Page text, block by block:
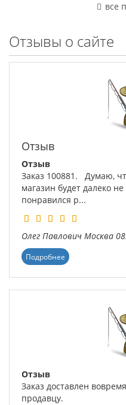
все
Отзывы о сайте
Отзыв
Отзыв
Заказ 100881. Думаю,
магазин будет далеко
понравился р...
Олег Павлович Москва
Подробнее
Отзыв
Заказ доставлен
продавцу.